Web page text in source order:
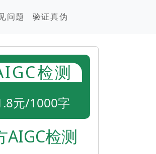
问题 验证真伪
检测
元/1000字
AIGC检测